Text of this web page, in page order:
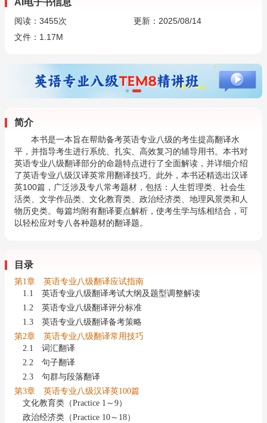
AI电子书信息
阅读： 3455次
更新：2025/08/14
文件：1.17M
简介
本书是一本旨在帮助备考英语专业八级的考生提高翻译水
平，并指导考生进行系统、扎实、高效复习的辅导用书。本书对
英语专业八级翻译部分的命题特点进行了全面解读，并详细介绍
了英语专业八级汉译英常用翻译技巧。此外，本书还精选出汉译
英100篇，广泛涉及专八常考题材，包括：人生哲理类、社会生
活类、文学作品类、文化教育类、政治经济类、地理风景类和人
物历史类。每篇均附有翻译要点解析，使考生学与练相结合，可
以轻松应对专八各种题材的翻译题。
目录
第1章 英语专业八级翻译应试指南
1.1 英语专业八级翻译考试大纲及题型调整解读
1.2 英语专业八级翻译评分标准
1.3 英语专业八级翻译备考策略
第2章 英语专业八级翻译常用技巧
2.1 词汇翻译
2.2 句子翻译
2.3 句群与段落翻译
第3章 英语专业八级汉译英100篇
文化教育类（Practice 1～9）
政治经济类（Practice 10～18）